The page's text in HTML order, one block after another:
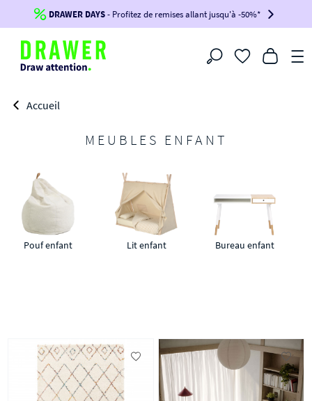
Jusqu'à-100€*sur votre commande !
BIKINI100
-voir conditions en bas de page-
DRAWER DAYS- Profitez de remises allant jusqu'à -50%*
Filtrer
Accueil
MEUBLES ENFANT
Pouf enfant Lit enfant Bureau enfant